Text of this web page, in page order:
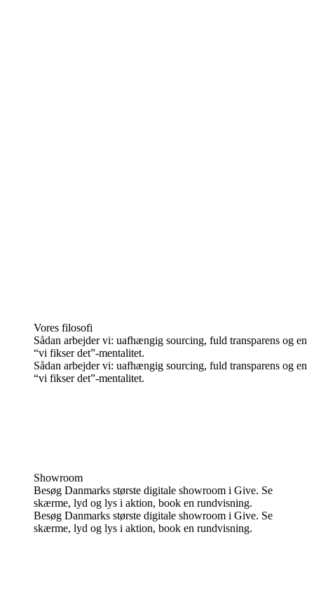
Vores filosofi
Sådan arbejder vi: uafhængig sourcing, fuld transparens og en
“vi fikser det”-mentalitet.
Sådan arbejder vi: uafhængig sourcing, fuld transparens og en
“vi fikser det”-mentalitet.
Showroom
Besøg Danmarks største digitale showroom i Give. Se
skærme, lyd og lys i aktion, book en rundvisning.
Besøg Danmarks største digitale showroom i Give. Se
skærme, lyd og lys i aktion, book en rundvisning.